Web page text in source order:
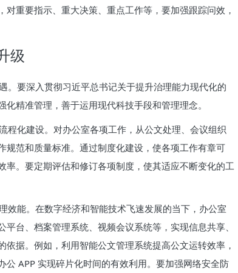
重要指示、重大决策、重点工作等，要加强跟踪问效，
级
。要深入贯彻习近平总书记关于提升治理能力现代化的
精准管理，善于运用现代科技手段和管理理念。
程化建设。对办公室各项工作，从公文处理、会议组织
范和质量标准。通过制度化建设，使各项工作有章可
。要定期评估和修订各项制度，使其适应不断变化的工
效能。在数字经济和智能技术飞速发展的当下，办公室
台、档案管理系统、视频会议系统等，实现信息共享、
据。例如，利用智能公文管理系统提高公文运转效率，
APP 实现碎片化时间的有效利用。要加强网络安全防